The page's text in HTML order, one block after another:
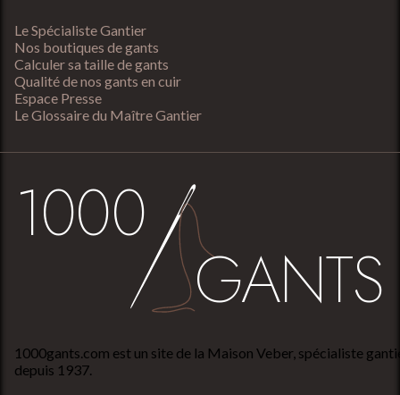
Le Spécialiste Gantier
Nos boutiques de gants
Calculer sa taille de gants
Qualité de nos gants en cuir
Espace Presse
Le Glossaire du Maître Gantier
1000gants.com est un site de la Maison Veber, spécialiste
depuis 1937.